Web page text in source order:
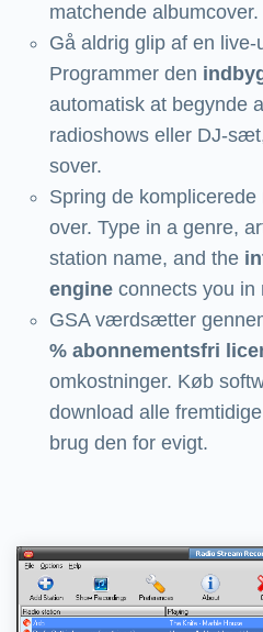
matchende albumcover.
Gå aldrig glip af en
Programmer den
automatisk at begynde
radioshows eller DJ-
sover.
Spring de
over. Type in a genre,
station name, and the
engine connects you in
GSA værdsætter
% abonnementsfri
omkostninger. Køb
download alle
brug den for evigt.